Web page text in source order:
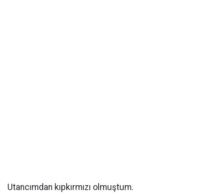
Utancımdan kıpkırmızı olmuştum.